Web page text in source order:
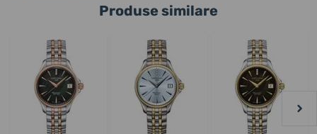
Produse similare